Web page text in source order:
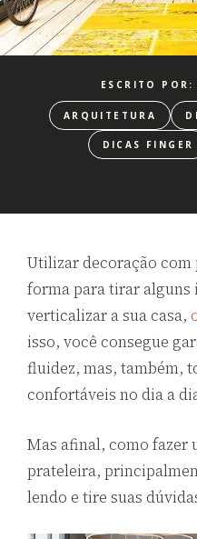
ESCRITO
ARQUITETURA
DICAS FINGER
Utilizar decoração
forma para tirar alguns
verticalizar a sua casa,
isso, você consegue
fluidez, mas, também,
confortáveis no dia a
Mas afinal, como fazer
prateleira,
lendo e tire suas